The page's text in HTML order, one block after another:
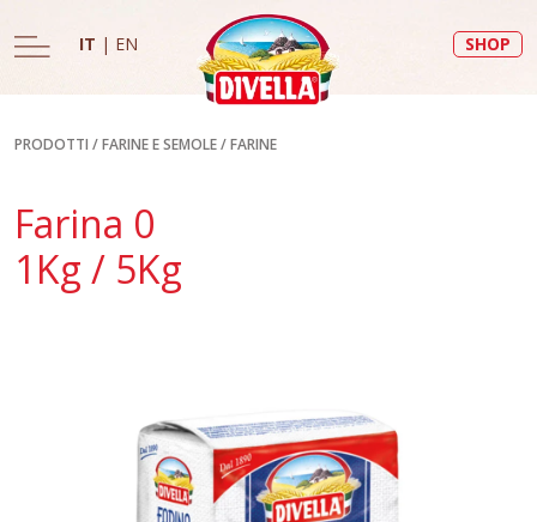
IT | EN SHOP
PRODOTTI /FARINE E SEMOLE/FARINE
Farina 0
1Kg / 5Kg